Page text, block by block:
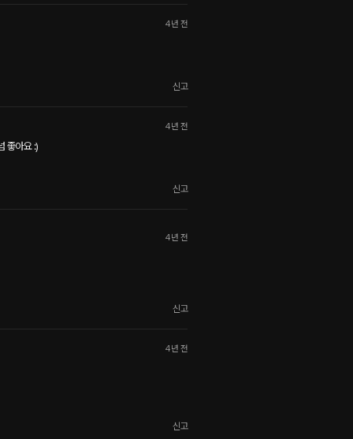
4년 전
신고
4년 전
좋아요 :)
신고
4년 전
신고
4년 전
신고